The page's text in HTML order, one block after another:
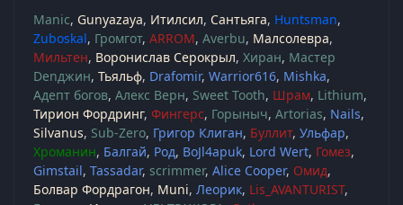
Manic Gunyazaya Итилсил Сантьяга Huntsman
Zuboskal Громгот ARROM Averbu Малсолевра
Мильтен Воронислав Серокрыл Хиран Мастер
Denджин Тьяльф Drafomir Warrior616 Mishka
Адепт богов Алекс Верн Sweet Tooth Шрам Lithium
Тирион Фордринг Фингерс Горыныч Artorias Nails
Silvanus Sub-Zero Григор Клиган Буллит Ульфар
Хроманин Балгай Род BoJl4apuk Lord Wert Гомез
Gimstail Tassadar scrimmer Alice Cooper Омид
Болвар Фордрагон Muni Леорик Lis_AVANTURIST